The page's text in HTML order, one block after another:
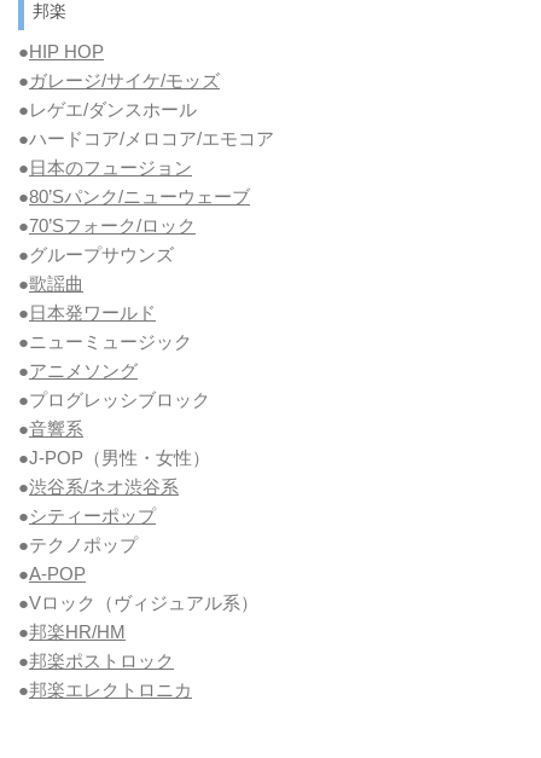
邦楽
●HIP HOP
●ガレージ/サイケ/モッズ
●レゲエ/ダンスホール
●ハードコア/メロコア/エモコア
●日本のフュージョン
●80’Sパンク/ニューウェーブ
●70’Sフォーク/ロック
●グループサウンズ
●歌謡曲
●日本発ワールド
●ニューミュージック
●アニメソング
●プログレッシブロック
●音響系
●J-POP（男性・女性）
●渋谷系/ネオ渋谷系
●シティーポップ
●テクノポップ
●A-POP
●Vロック
（ヴィジュアル系）
●邦楽HR/HM
●邦楽ポストロック
●邦楽エレクトロニカ